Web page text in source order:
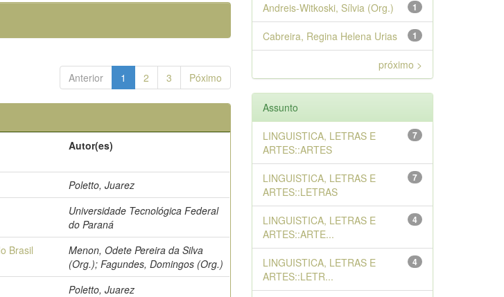
Anterior 1 2 3 Póximo
Autor(es)
Poletto, Juarez
Universidade Tecnológica Federal
do Paraná
Brasil
Menon, Odete Pereira da Silva
(Org.); Fagundes, Domingos (Org.)
Poletto, Juarez
1
Andreis-Witkoski, Sílvia (Org.)
1
Cabreira, Regina Helena Urias
próximo >
Assunto
7
LINGUISTICA, LETRAS E
ARTES::ARTES
7
LINGUISTICA, LETRAS E
ARTES::LETRAS
4
LINGUISTICA, LETRAS E
ARTES::ARTE...
4
LINGUISTICA, LETRAS E
ARTES::LETR...